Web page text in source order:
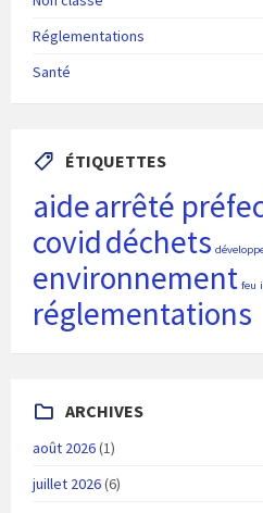
Réglementations
Santé
ÉTIQUETTES
aidearrêté
coviddéchets
environnement feu
réglementations
ARCHIVES
août 2026(1)
juillet 2026(6)